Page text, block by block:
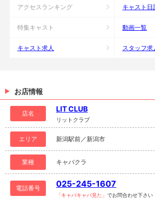
アクセスランキング キャスト日
特集キャスト 動画一覧
キャスト求人 スタッフ求
お店情報
店名
LIT CLUB
リットクラブ
エリア 新潟駅前／新潟市
業種 キャバクラ
電話番号 025-245-1607
「キャバキャバ見た」 でお問合わせ下さい